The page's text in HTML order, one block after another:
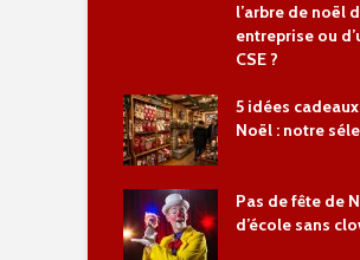
l’arbre de noël
entreprise ou
CSE ?
5 idées
Noël : notre
Pas de fête de
d’école sans